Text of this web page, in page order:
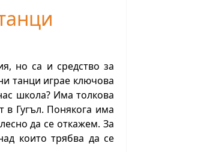
но са и средство за
танци играе ключова
школа? Има толкова
в Гугъл. Понякога има
да се откажем. За
които трябва да се